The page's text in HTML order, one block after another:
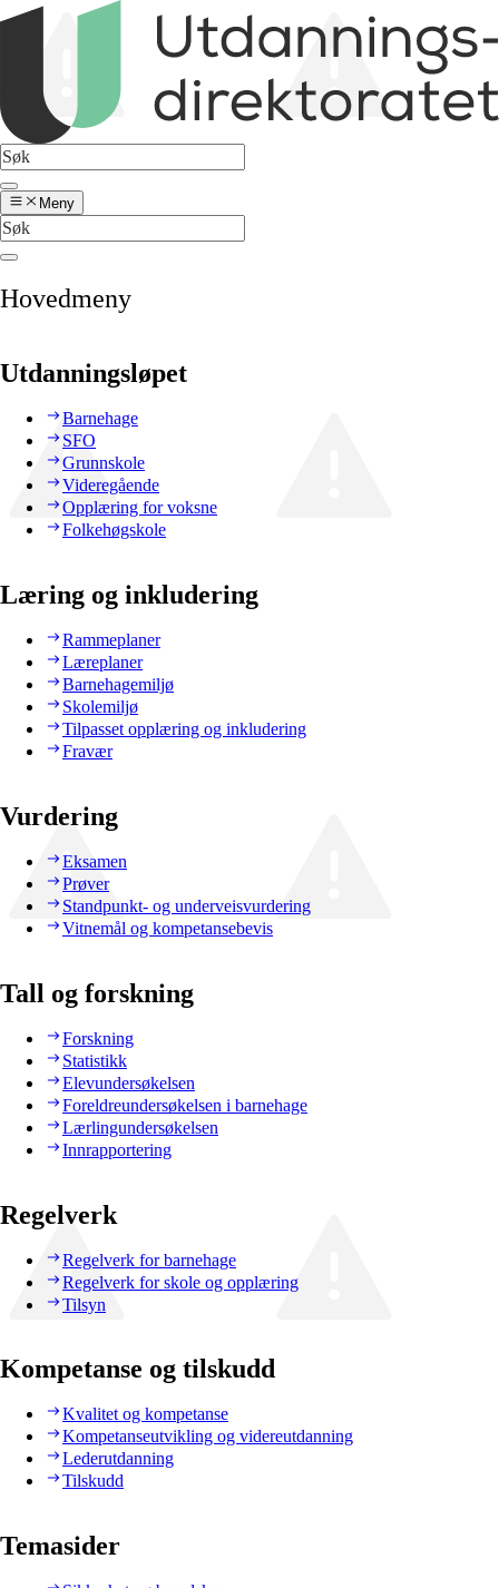
Meny
Hovedmeny
Utdanningsløpet
Barnehage
SFO
Grunnskole
Videregående
Opplæring for voksne
Folkehøgskole
Læring og inkludering
Rammeplaner
Læreplaner
Barnehagemiljø
Skolemiljø
Tilpasset opplæring og inkludering
Fravær
Vurdering
Eksamen
Prøver
Standpunkt- og underveisvurdering
Vitnemål og kompetansebevis
Tall og forskning
Forskning
Statistikk
Elevundersøkelsen
Foreldreundersøkelsen i barnehage
Lærlingundersøkelsen
Innrapportering
Regelverk
Regelverk for barnehage
Regelverk for skole og opplæring
Tilsyn
Kompetanse og tilskudd
Kvalitet og kompetanse
Kompetanseutvikling og videreutdanning
Lederutdanning
Tilskudd
Temasider